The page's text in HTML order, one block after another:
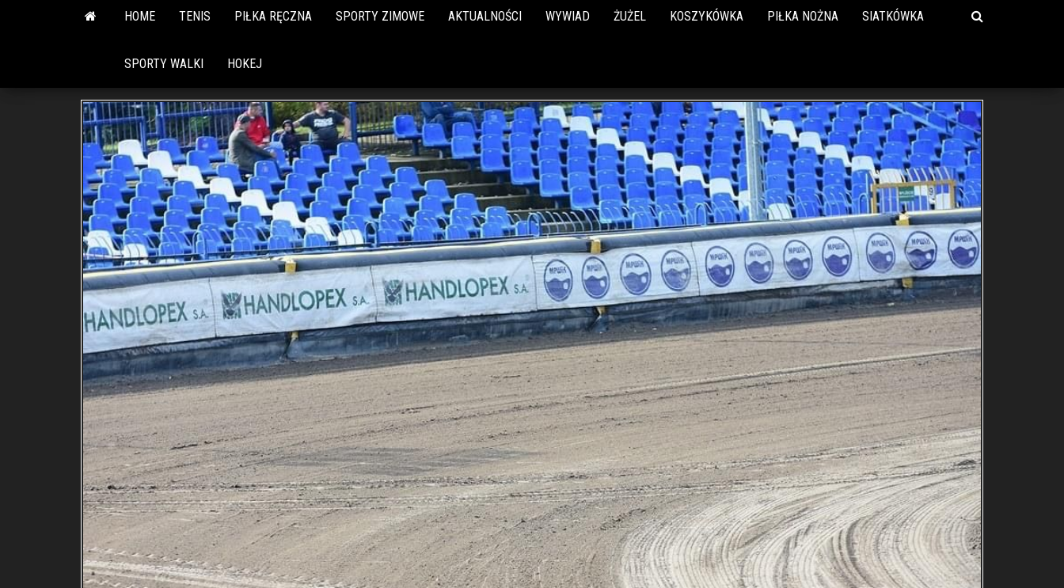
HOME TENIS PIŁKA RĘCZNA SPORTY ZIMOWE AKTUALNOŚCI WYWIAD ŻUŻEL KOSZYKÓWKA PIŁKA NOŻNA SIATKÓWKA
SPORTY WALKI HOKEJ